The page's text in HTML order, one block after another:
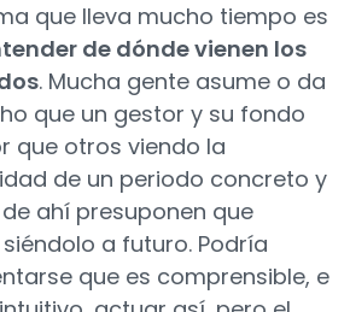
que lleva mucho tiempo es
de dónde vienen los
. Mucha gente asume o da
que un gestor y su fondo
que otros viendo la
de un periodo concreto y
ahí presuponen que
a futuro. Podría
que es comprensible, e